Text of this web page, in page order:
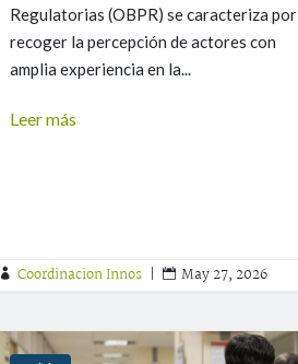
Regulatorias (OBPR) se caracteriza por
recoger la percepción de actores con
amplia experiencia en la...
Leer más
 Coordinacion Innos |  May 27, 2026